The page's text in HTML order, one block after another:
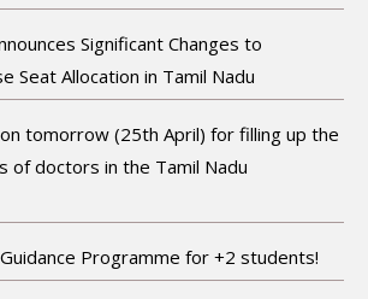
Significant Changes to
Seat Allocation in Tamil Nadu
tomorrow (25th April) for filling up the
of doctors in the Tamil Nadu
Programme for +2 students!